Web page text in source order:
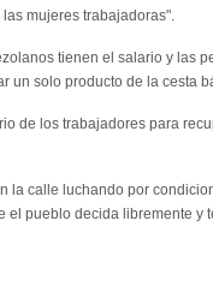
mujeres trabajadoras".
tienen el salario y las
un solo producto de la cesta
de los trabajadores para
la calle luchando por
pueblo decida libremente y